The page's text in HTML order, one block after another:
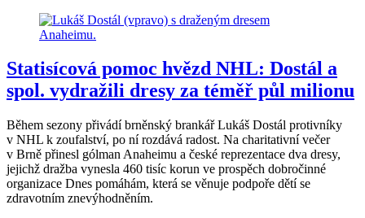
Statisícová pomoc hvězd NHL: Dostál a
spol. vydražili dresy za téměř půl milionu
Během sezony přivádí brněnský brankář Lukáš Dostál protivníky
v NHL k zoufalství, po ní rozdává radost. Na charitativní večer
v Brně přinesl gólman Anaheimu a české reprezentace dva dresy,
jejichž dražba vynesla 460 tisíc korun ve prospěch dobročinné
organizace Dnes pomáhám, která se věnuje podpoře dětí se
zdravotním znevýhodněním.